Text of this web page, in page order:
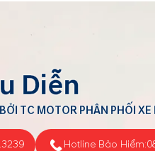
Diễn
TC MOTOR PHÂN PHỐI
Hotline Bảo Hiểm: